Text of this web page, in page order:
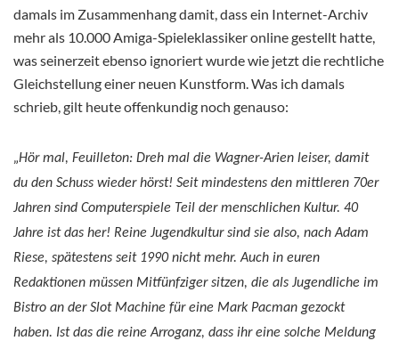
damals im Zusammenhang damit, dass ein Internet-Archiv
mehr als 10.000 Amiga-Spieleklassiker online gestellt hatte,
was seinerzeit ebenso ignoriert wurde wie jetzt die rechtliche
Gleichstellung einer neuen Kunstform. Was ich damals
schrieb, gilt heute offenkundig noch genauso:
Hör mal, Feuilleton: Dreh mal die Wagner-Arien leiser, damit
du den Schuss wieder hörst! Seit mindestens den mittleren 70er
Jahren sind Computerspiele Teil der menschlichen Kultur. 40
Jahre ist das her! Reine Jugendkultur sind sie also, nach Adam
Riese, spätestens seit 1990 nicht mehr. Auch in euren
Redaktionen müssen Mitfünfziger sitzen, die als Jugendliche im
Bistro an der Slot Machine für eine Mark Pacman gezockt
haben. Ist das die reine Arroganz, dass ihr eine solche Meldung